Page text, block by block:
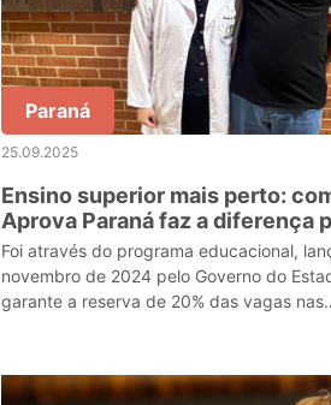
Paraná
25.09.2025
Ensino superior mais perto:
Aprova Paraná faz a diferença
alunos da rede pública
Foi através do programa educacional,
novembro de 2024 pelo Governo do
garante a reserva de 20% das vagas nas